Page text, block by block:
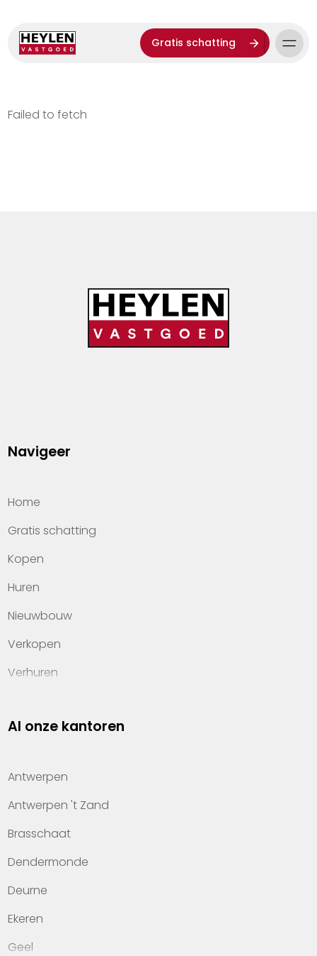
Gratis schatting
Failed to fetch
Navigeer
Home
Gratis schatting
Kopen
Huren
Nieuwbouw
Verkopen
Verhuren
Property management
Kennis van wonen
Kantoren
Veelgestelde vragen
Werken bij Heylen Vastgoed
Contact
Al onze kantoren
Antwerpen
Antwerpen 't Zand
Brasschaat
Dendermonde
Deurne
Ekeren
Geel